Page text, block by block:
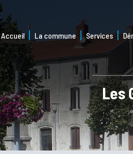
Accueil La commune Services
Les